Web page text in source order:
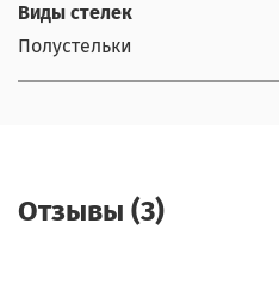
Виды стелек
Полустельки
Отзывы (3)